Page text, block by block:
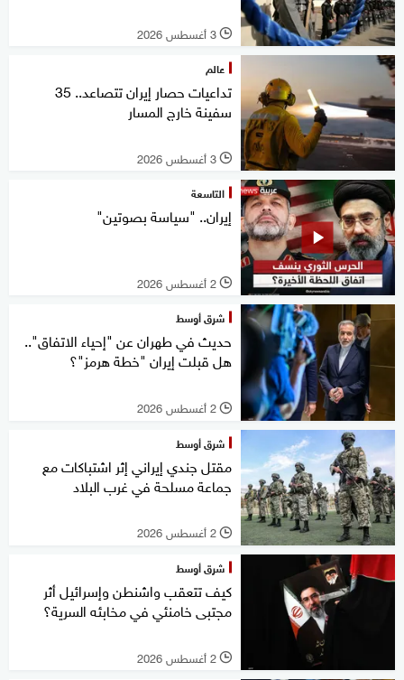
l 3 أغسطس 2026
عالم
تداعيات حصار إيران تتصاعد.. 35
سفينة خارج المسار
l 3 أغسطس 2026
التاسعة
إيران.. "سياسة بصوتين"
l 2 أغسطس 2026
شرق أوسط
حديث في طهران عن "إحياء الاتفاق"..
هل قبلت إيران "خطة هرمز"؟
l 2 أغسطس 2026
شرق أوسط
مقتل جندي إيراني إثر اشتباكات مع
جماعة مسلحة في غرب البلاد
l 2 أغسطس 2026
شرق أوسط
كيف تتعقب واشنطن وإسرائيل أثر
مجتبى خامنئي في مخابئه السرية؟
l 2 أغسطس 2026